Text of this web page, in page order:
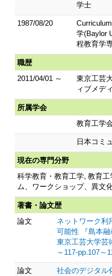
学士
1987/08/20
学(Baylor
程教育学
職歴
2011/04/01 ～
東京工芸
ィブメデ
所属学会
教育工学
日本コミ
現在の専門分野
科学教育・教育工学, 教育
ム、ワークショップ、異文
著書・論文歴
論文
ネットワーク利
可能性 『島本融
東京工芸大学芸
～117-pp.107～
論文
社会のデジタル